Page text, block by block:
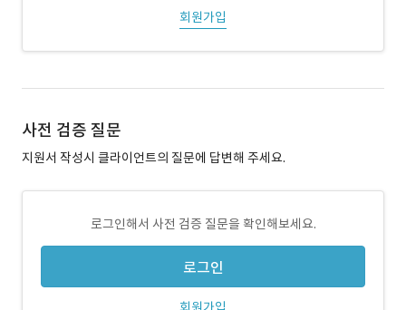
회원가입
사전 검증 질문
지원서 작성시 클라이언트의 질문에 답변해 주세요.
로그인해서 사전 검증 질문을 확인해보세요.
로그인